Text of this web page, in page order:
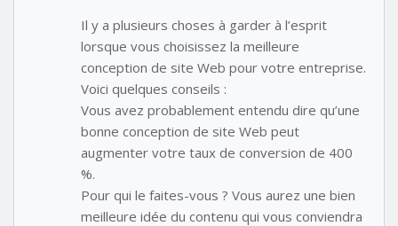
Il y a plusieurs choses à garder à l’esprit
lorsque vous choisissez la meilleure
conception de site Web pour votre entreprise.
Voici quelques conseils :
Vous avez probablement entendu dire qu’une
bonne conception de site Web peut
augmenter votre taux de conversion de 400
%.
Pour qui le faites-vous ? Vous aurez une bien
meilleure idée du contenu qui vous conviendra